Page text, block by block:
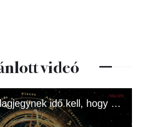
videó
Ennek a 3 csillagjegynek idő kell, hogy megnyíljon